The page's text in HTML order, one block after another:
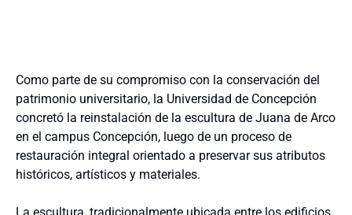
Como parte de su compromiso con la conservación del
patrimonio universitario, la Universidad de Concepción
concretó la reinstalación de la escultura de Juana de Arco
en el campus Concepción, luego de un proceso de
restauración integral orientado a preservar sus atributos
históricos, artísticos y materiales.